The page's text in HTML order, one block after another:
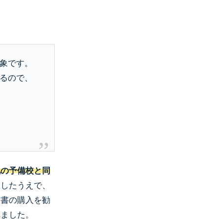
です。
ので、
予備校と同
たうえで、
の購入を勧
した。